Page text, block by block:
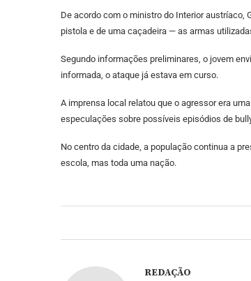
De acordo com o ministro do Interior austríaco,
pistola e de uma caçadeira — as armas
Segundo informações preliminares, o jovem
informada, o ataque já estava em curso.
A imprensa local relatou que o agressor era
especulações sobre possíveis episódios de
No centro da cidade, a população continua a
escola, mas toda uma nação.
REDAÇÃO